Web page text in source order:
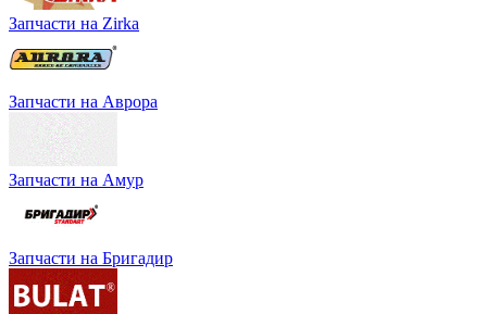
Запчасти на Zirka
Запчасти на Аврора
Запчасти на Амур
Запчасти на Бригадир